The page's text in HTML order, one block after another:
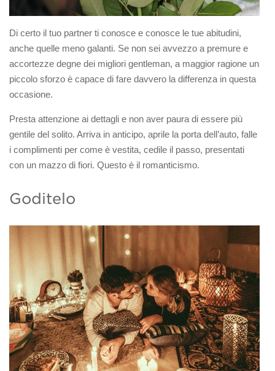
Di certo il tuo partner ti conosce e conosce le tue abitudini,
anche quelle meno galanti. Se non sei avvezzo a premure e
accortezze degne dei migliori gentleman, a maggior ragione un
piccolo sforzo è capace di fare davvero la differenza in questa
occasione.
Presta attenzione ai dettagli e non aver paura di essere più
gentile del solito. Arriva in anticipo, aprile la porta dell’auto, falle
i complimenti per come è vestita, cedile il passo, presentati
con un mazzo di fiori. Questo è il romanticismo.
Goditelo